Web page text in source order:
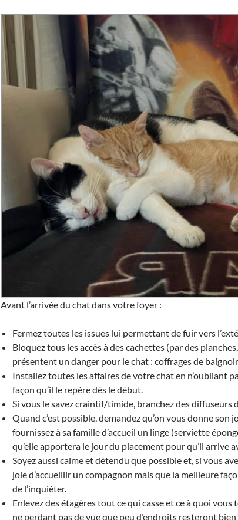
Avant l’arrivée du chat dans votre foyer :
Fermez toutes les issues lui permettant de fuir vers
Bloquez tous les accès à des cachettes (par des
présentent un danger pour le chat : coffrages de
Installez toutes les affaires de votre chat en n’oubliant
façon qu’il le repère dès le début.
Si vous le savez craintif/timide, branchez des
Quand c’est possible, demandez qu’on vous donne
fournissez à sa famille d’accueil un linge (serviette
qu’elle apportera le jour du placement pour qu’il arrive
Soyez aussi calme et détendu que possible et, si vous
joie d’accueillir un compagnon mais que la meilleure
de l’inquiéter.
Enlevez des étagères tout ce qui casse et ce à quoi
ne perdant pas de vue que peu d’endroits resteront